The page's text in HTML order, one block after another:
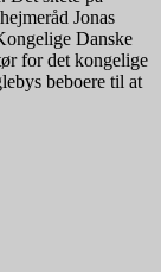
Jonas
Danske
for det kongelige
beboere til at